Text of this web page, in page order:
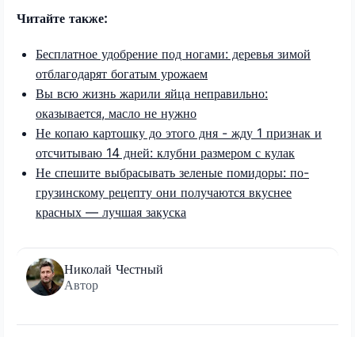
Читайте также:
Бесплатное удобрение под ногами: деревья зимой
отблагодарят богатым урожаем
Вы всю жизнь жарили яйца неправильно:
оказывается, масло не нужно
Не копаю картошку до этого дня - жду 1 признак и
отсчитываю 14 дней: клубни размером с кулак
Не спешите выбрасывать зеленые помидоры: по-
грузинскому рецепту они получаются вкуснее
красных — лучшая закуска
Николай Честный
Автор